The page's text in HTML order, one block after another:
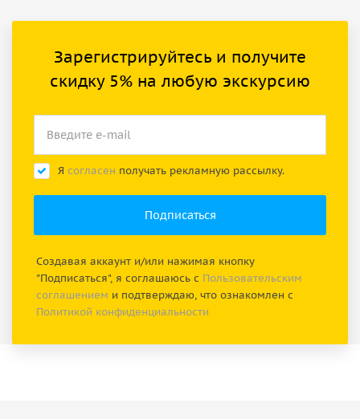
Зарегистрируйтесь и получите
скидку 5% на любую экскурсию
Я согласен получать рекламную рассылку.
Создавая аккаунт и/или нажимая кнопку
"Подписаться", я соглашаюсь с Пользовательским
соглашением и подтверждаю, что ознакомлен с
Политикой конфиденциальности